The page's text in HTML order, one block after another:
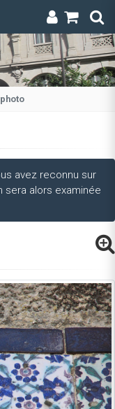
avez reconnu sur
sera alors examinée